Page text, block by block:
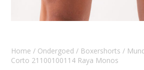
Home / Ondergoed / Boxershorts /
Corto 21100100114 Raya Monos